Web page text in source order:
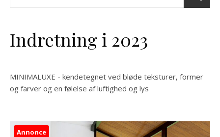
Indretning i 2023
MINIMALUXE - kendetegnet ved bløde teksturer, former
og farver og en følelse af luftighed og lys
Annonce